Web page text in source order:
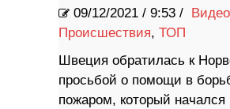
09/12/2021 / 9:53 / Видео
Происшествия, ТОП
Швеция обратилась к
просьбой о помощи в
пожаром, который начался